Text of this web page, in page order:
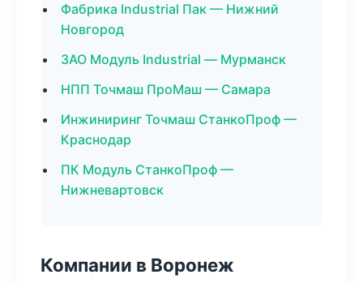
Фабрика Industrial Пак — Нижний
Новгород
ЗАО Модуль Industrial — Мурманск
НПП Точмаш ПроМаш — Самара
Инжиниринг Точмаш СтанкоПроф —
Краснодар
ПК Модуль СтанкоПроф —
Нижневартовск
Компании в Воронеж